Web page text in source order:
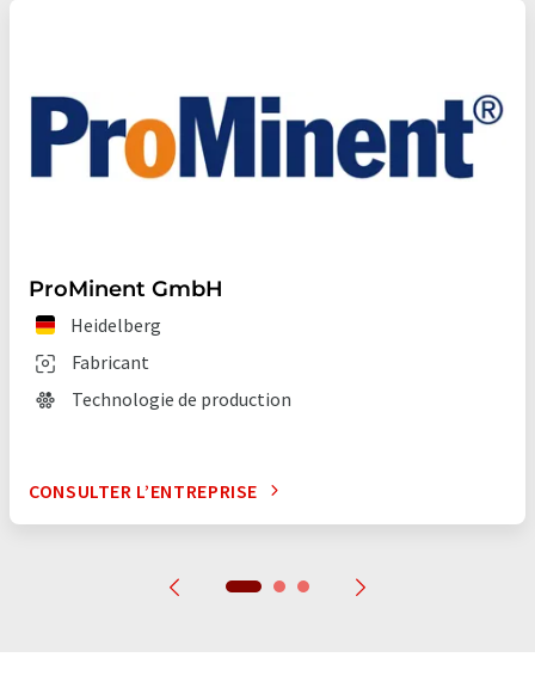
ProMinent GmbH
Heidelberg
Fabricant
Technologie de production
CONSULTER L’ENTREPRISE